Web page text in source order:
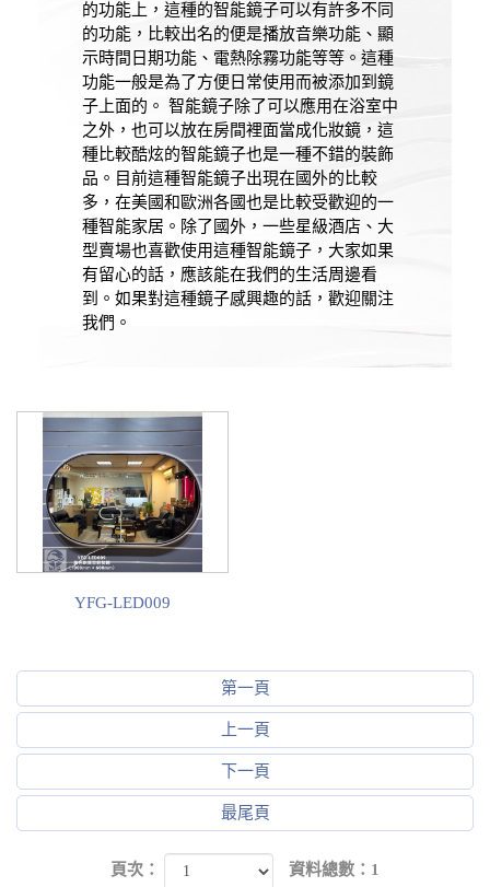
的功能上，這種的智能鏡子可以有許多不同
的功能，比較出名的便是播放音樂功能、顯
示時間日期功能、電熱除霧功能等等。這種
功能一般是為了方便日常使用而被添加到鏡
子上面的。 智能鏡子除了可以應用在浴室中
之外，也可以放在房間裡面當成化妝鏡，這
種比較酷炫的智能鏡子也是一種不錯的裝飾
品。目前這種智能鏡子出現在國外的比較
多，在美國和歐洲各國也是比較受歡迎的一
種智能家居。除了國外，一些星級酒店、大
型賣場也喜歡使用這種智能鏡子，大家如果
有留心的話，應該能在我們的生活周邊看
到。如果對這種鏡子感興趣的話，歡迎關注
我們。
YFG-LED009
第一頁
上一頁
下一頁
最尾頁
頁次： 資料總數：1